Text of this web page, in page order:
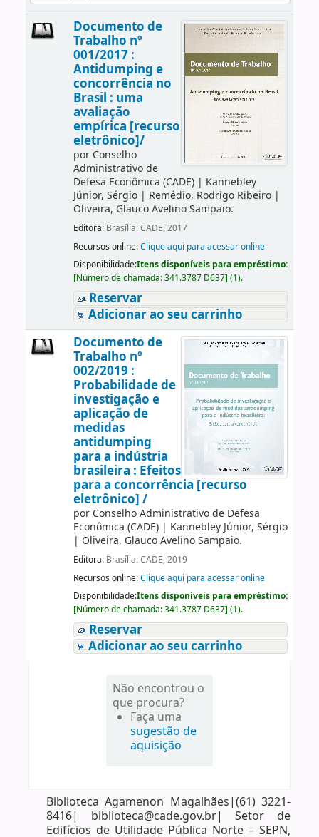
Documento de
Trabalho nº
001/2017 :
Antidumping e
concorrência no
Brasil : uma
avaliação
empírica [recurso
eletrônico]/
por Conselho
Administrativo de
Defesa Econômica (CADE)| Kannebley
Júnior, Sérgio| Remédio, Rodrigo Ribeiro|
Oliveira, Glauco Avelino Sampaio.
Editora: Brasília: CADE, 2017
Recursos online:Clique aqui para acessar online
Disponibilidade:Itens disponíveis para empréstimo:
[Número de chamada:341.3787 D637] (1).
Reservar
Adicionar ao seu carrinho
Documento de
Trabalho nº
002/2019 :
Probabilidade de
investigação e
aplicação de
medidas
antidumping
para a indústria
brasileira : Efeitos
para a concorrência [recurso
eletrônico] /
por Conselho Administrativo de Defesa
Econômica (CADE)| Kannebley Júnior, Sérgio
| Oliveira, Glauco Avelino Sampaio.
Editora: Brasília: CADE, 2019
Recursos online:Clique aqui para acessar online
Disponibilidade:Itens disponíveis para empréstimo:
[Número de chamada:341.3787 D637] (1).
Reservar
Adicionar ao seu carrinho
Não encontrou o
que procura?
Faça uma
sugestão de
aquisição
Biblioteca Agamenon Magalhães|(61) 3221-
8416| biblioteca@cade.gov.br| Setor de
Edifícios de Utilidade Pública Norte – SEPN,